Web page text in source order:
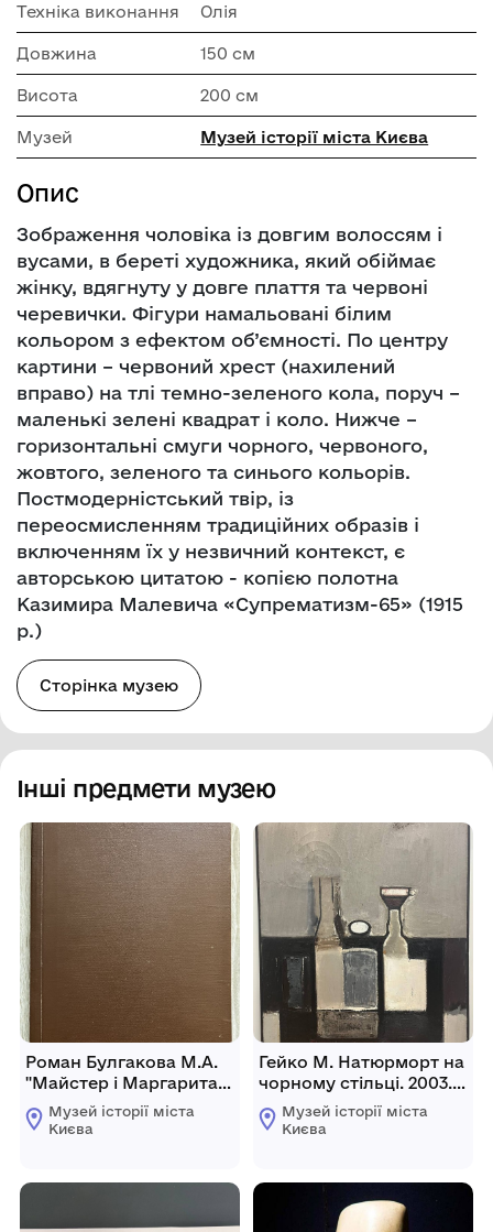
Техніка виконання Олія
Довжина 150 см
Висота 200 см
Музей Музей історії міста Києва
Опис
Зображення чоловіка із довгим волоссям і
вусами, в береті художника, який обіймає
жінку, вдягнуту у довге плаття та червоні
черевички. Фігури намальовані білим
кольором з ефектом об’ємності. По центру
картини – червоний хрест (нахилений
вправо) на тлі темно-зеленого кола, поруч –
маленькі зелені квадрат і коло. Нижче –
горизонтальні смуги чорного, червоного,
жовтого, зеленого та синього кольорів.
Постмодерністський твір, із
переосмисленням традиційних образів і
включенням їх у незвичний контекст, є
авторською цитатою - копією полотна
Казимира Малевича «Супрематизм-65» (1915
р.)
Сторінка музею
Інші предмети музею
Роман Булгакова М.А.
"Майстер і Маргарита".
Прижиттєвий
машинопис з правками
Земській з дозволу
Музей історії міста
Києва
Гейко М. Натюрморт на
чорному стільці. 2003.
Полотно, олія. 110×80
см.
Музей історії міста
Києва